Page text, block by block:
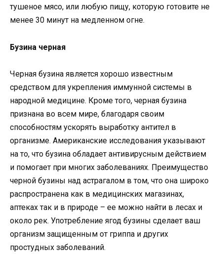
тушеное мясо, или любую пищу, которую готовите не
менее 30 минут на медленном огне.
Бузина черная
Черная бузина является хорошо известным
средством для укрепления иммунной системы в
народной медицине. Кроме того, черная бузина
признана во всем мире, благодаря своим
способностям ускорять выработку антител в
организме. Американские исследования указывают
на то, что бузина обладает антивирусным действием
и помогает при многих заболеваниях. Преимущество
черной бузины над астрагалом в том, что она широко
распространена как в медицинских магазинах,
аптеках так и в природе – ее можно найти в лесах и
около рек. Употребление ягод бузины сделает ваш
организм защищенным от гриппа и других
простудных заболеваний.